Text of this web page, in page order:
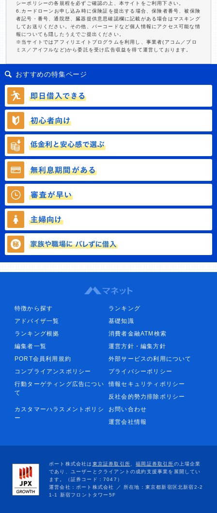
シーポリシーの各規程を必ずご確認の上、本サイトをご利用下さい。
6.カードローンお申し込み時に保険証を提出する場合、保険者番号、被保険
者記号・番号、通院歴、臓器提供意思確認欄に記載がある場合はマスキング
してお送りください。その他、バーコードなど個人情報にアクセス可能な情
報についても隠したうえでご提出ください。
※当サイトではアフィリエイトプログラムを利用し、事業者(アコム／プロ
ミス／アイフルなど)から委託を受け広告収益を得て運営しております。
おすすめの特集ページ
特徴から探す
ランキング
アドバイザ一覧
基礎知識
ランキング根拠
消費者金融ATM検索
編集者一覧
運営方針・編集方針
PORT会員利用規約
外部サービスの利用について
コンプライアンスポリシー
プライバシーポリシー
行動ターゲティング広告につい
て
情報セキュリティポリシー
反社会的勢力排除ポリシー
カスタマーハラスメントポリシ
ー
お問い合わせ
運営会社情報